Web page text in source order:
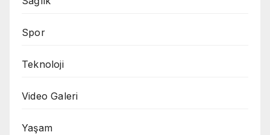
Spor
Teknoloji
Video Galeri
Yaşam